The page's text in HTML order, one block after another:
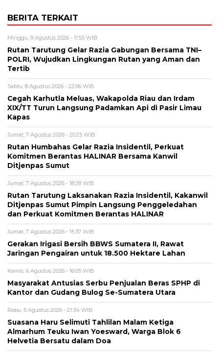
BERITA TERKAIT
Minggu, 9 Agustus 2026 - 11:55 WIB
Rutan Tarutung Gelar Razia Gabungan Bersama TNI–
POLRI, Wujudkan Lingkungan Rutan yang Aman dan
Tertib
Sabtu, 8 Agustus 2026 - 22:06 WIB
Cegah Karhutla Meluas, Wakapolda Riau dan Irdam
XIX/TT Turun Langsung Padamkan Api di Pasir Limau
Kapas
Jumat, 7 Agustus 2026 - 20:25 WIB
Rutan Humbahas Gelar Razia Insidentil, Perkuat
Komitmen Berantas HALINAR Bersama Kanwil
Ditjenpas Sumut
Jumat, 7 Agustus 2026 - 18:28 WIB
Rutan Tarutung Laksanakan Razia Insidentil, Kakanwil
Ditjenpas Sumut Pimpin Langsung Penggeledahan
dan Perkuat Komitmen Berantas HALINAR
Jumat, 7 Agustus 2026 - 15:37 WIB
Gerakan Irigasi Bersih BBWS Sumatera II, Rawat
Jaringan Pengairan untuk 18.500 Hektare Lahan
Kamis, 6 Agustus 2026 - 16:05 WIB
Masyarakat Antusias Serbu Penjualan Beras SPHP di
Kantor dan Gudang Bulog Se-Sumatera Utara
Rabu, 5 Agustus 2026 - 21:34 WIB
Suasana Haru Selimuti Tahlilan Malam Ketiga
Almarhum Teuku Iwan Yoesward, Warga Blok 6
Helvetia Bersatu dalam Doa